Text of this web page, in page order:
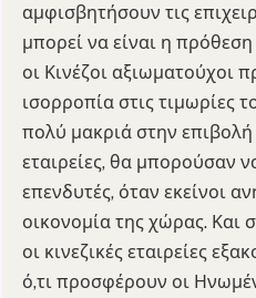
αμφισβητήσουν τις
μπορεί να είναι η
οι Κινέζοι αξιωματούχοι
ισορροπία στις τιμωρίες
πολύ μακριά στην
εταιρείες, θα μπορούσαν
επενδυτές, όταν εκείνοι
οικονομία της χώρας. Και
οι κινεζικές εταιρείες
ό,τι προσφέρουν οι